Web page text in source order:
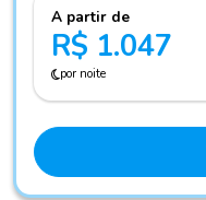
A partir de
R$ 1.047
por noite